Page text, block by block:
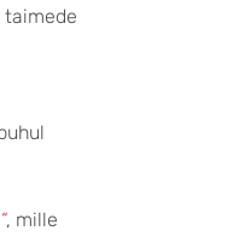
taimede
, mille